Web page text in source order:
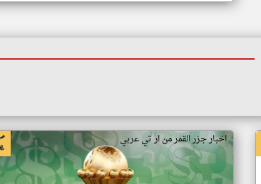
اخبار جزر القمر من ار تي عربي